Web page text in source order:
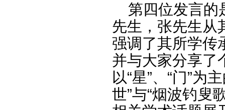
第四位发言的
先生，张先生从
强调了其所学传
并与大家分享了
以“星”、“门”为
世”与“烟波钓叟